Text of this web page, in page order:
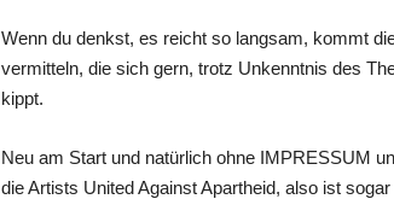
Wenn du denkst, es reicht so langsam, kommt
vermitteln, die sich gern, trotz Unkenntnis des
kippt.
Neu am Start und natürlich ohne IMPRESSUM
die Artists United Against Apartheid, also ist